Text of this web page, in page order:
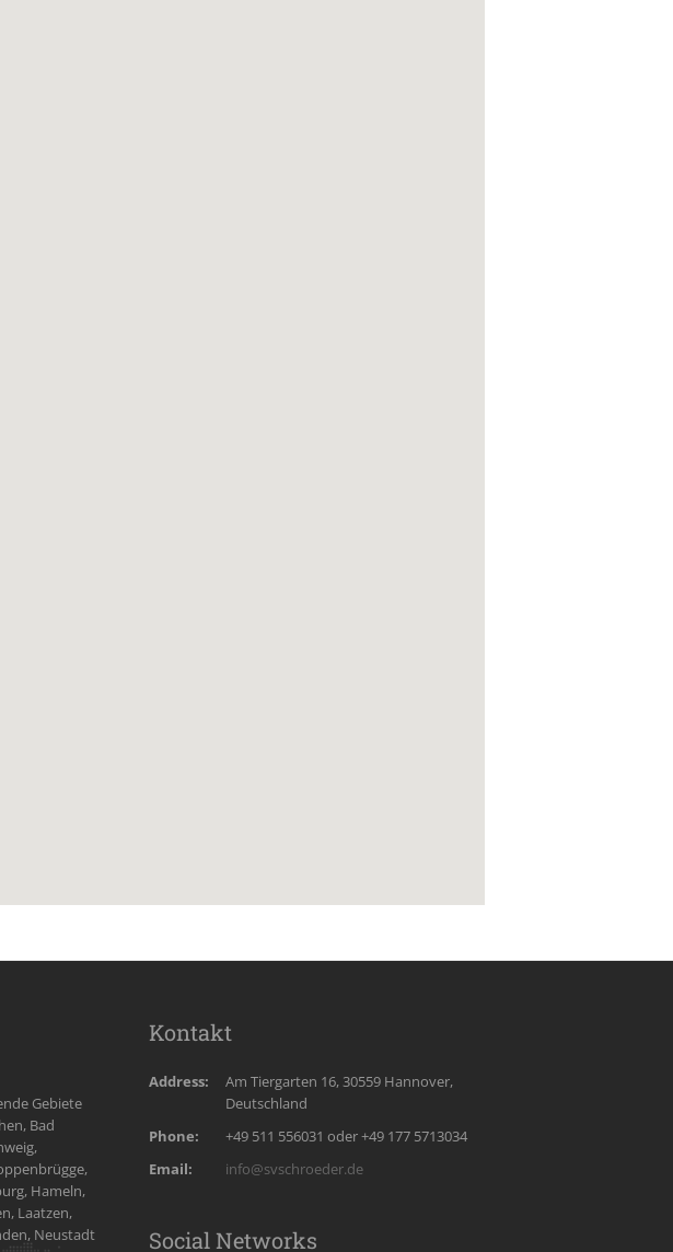
Gebiete
Bad
Hameln,
Laatzen,
Neustadt
Kontakt
Address:
Am Tiergarten 16, 30559 Hannover,
Deutschland
Phone:
+49 511 556031 oder +49 177 5713034
Email:
info@svschroeder.de
Social Networks